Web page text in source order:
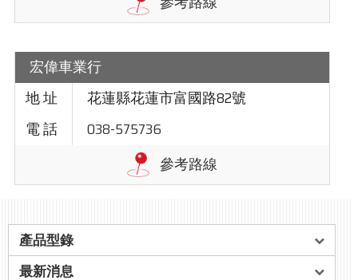
宏偉車業行
花蓮縣花蓮市富國路82號
038-575736
產品型錄
最新消息